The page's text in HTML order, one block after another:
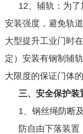
12、辅轨：为
安装强度，避免轨
大型提升工业门时
定）安装有钢制辅
大限度的保证门体
三、安全保护装
1、钢丝绳防断
防自由下落装